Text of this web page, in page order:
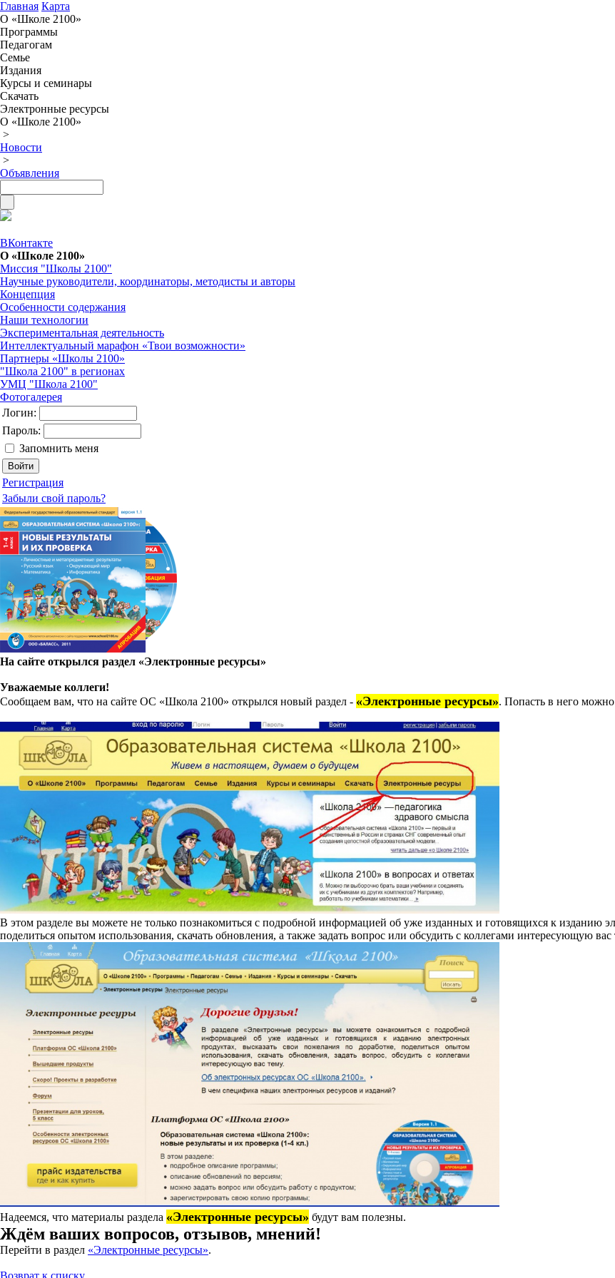
Главная Карта
О «Школе 2100»
Программы
Педагогам
Семье
Издания
Курсы и семинары
Скачать
Электронные ресурсы
О «Школе 2100»
>
Новости
>
Объявления
ВКонтакте
О «Школе 2100»
Миссия "Школы 2100"
Научные руководители, координаторы, методисты и авторы
Концепция
Особенности содержания
Наши технологии
Экспериментальная деятельность
Интеллектуальный марафон «Твои возможности»
Партнеры «Школы 2100»
"Школа 2100" в регионах
УМЦ "Школа 2100"
Фотогалерея
Логин:
Пароль:
Запомнить меня
Регистрация
Забыли свой пароль?
На сайте открылся раздел «Электронные ресурсы»
Уважаемые коллеги!
Сообщаем вам, что на сайте ОС «Школа 2100» открылся новый раздел - «Электронные ресурсы». Попасть в него
В этом разделе вы можете не только познакомиться с подробной информацией об уже изданных и готовящихся к изданию
поделиться опытом использования, скачать обновления, а также задать вопрос или обсудить с коллегами интересующую вас
Надеемся, что материалы раздела «Электронные ресурсы» будут вам полезны.
Ждём ваших вопросов, отзывов, мнений!
Перейти в раздел «Электронные ресурсы».
Возврат к списку